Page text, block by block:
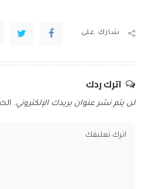
شارك على
اترك ردك
لن يتم نشر عنوان بريدك الإلكتروني.